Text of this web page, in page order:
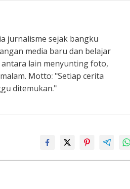
jurnalisme sejak bangku
media baru dan belajar
lain menyunting foto,
Motto: "Setiap cerita
ditemukan."